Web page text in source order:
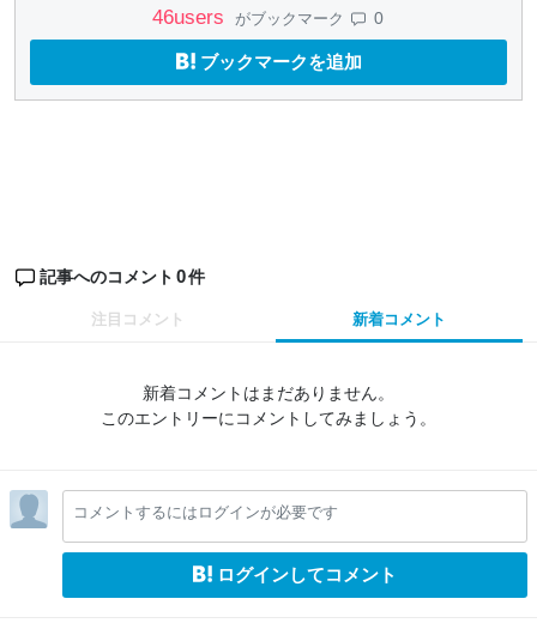
46users がブックマーク 0
ブックマークを追加
記事へのコメント 0件
注目コメント 新着コメント
新着コメントはまだありません。
このエントリーにコメントしてみましょう。
コメントするにはログインが必要です
ログインしてコメント